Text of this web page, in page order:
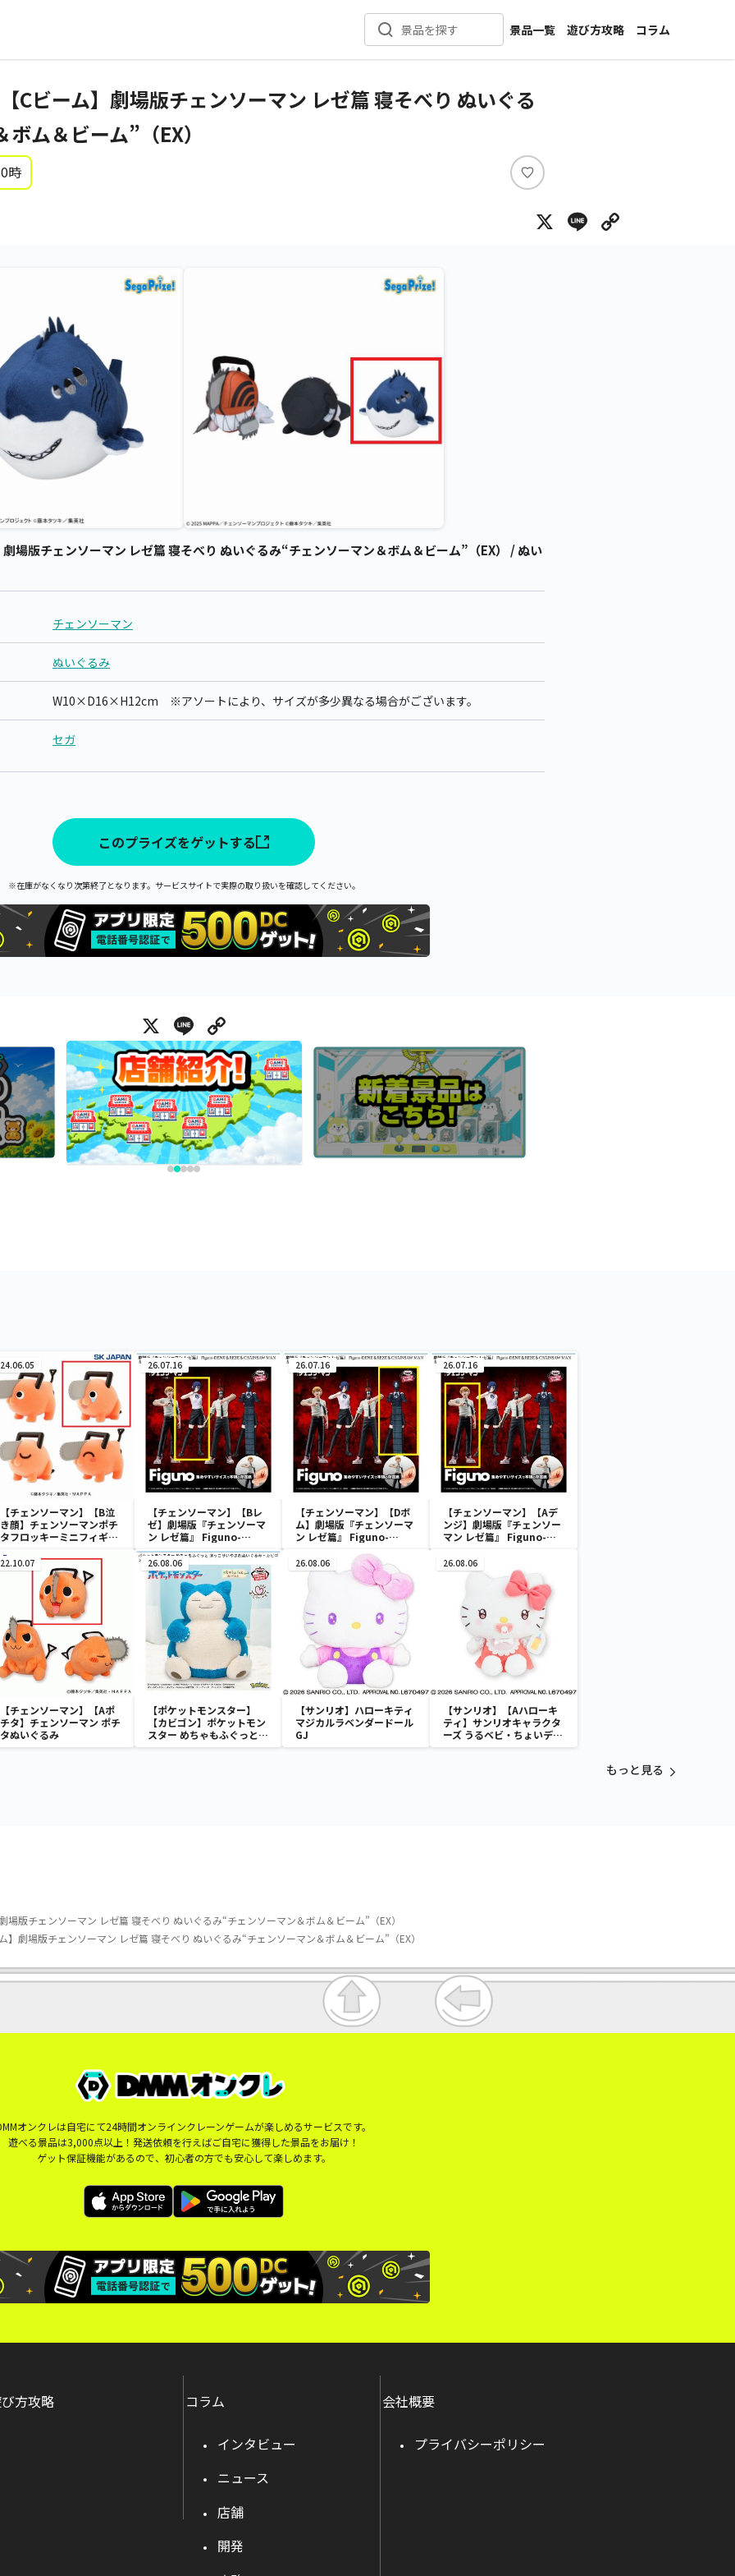
景品を探す
景品一覧
新着景品
カテゴリ一覧
遊び方攻略
コラム
インタビュー
Cビーム】劇場版チェンソーマン レゼ篇 寝そべり ぬいぐる
ム＆ビーム”（EX）
時
い
ね
X Line
場版チェンソーマン レゼ篇 寝そべり ぬいぐるみ“チェンソーマン＆ボム＆ビーム”（EX） / ぬい
チェンソーマン
ぬいぐるみ
W10×D16×H12cm ※アソートにより、サイズが多少異なる場合がございます。
セガ
このプライズをゲットする
※在庫がなくなり次第終了となります。サービスサイトで実際の取り扱いを確認してください。
X Line
24.06.05
【チェンソーマン】【B泣
き顔】チェンソーマンポチ
タフロッキーミニフィギュ
26.07.16
【チェンソーマン】【Bレ
ゼ】劇場版『チェンソーマ
ン レゼ篇』 Figuno-
DENJI＆REZE＆
CHAINSAW MAN＆BOMB-
26.07.16
【チェンソーマン】【Dボ
ム】劇場版『チェンソーマ
ン レゼ篇』 Figuno-
CHAINSAW MAN＆BOMB-
26.07.16
【チェンソーマン】【Aデ
ンジ】劇場版『チェンソー
マン レゼ篇』 Figuno-
CHAINSAW MAN＆BOMB-
22.10.07
【チェンソーマン】【Aポ
チタ】チェンソーマン ポチ
タぬいぐるみ
26.08.06
【ポケットモンスター】
【カビゴン】ポケットモン
スター めちゃもふぐっと
ほっこりいやされぬいぐる
26.08.06
【サンリオ】ハローキティ
マジカルラベンダードール
GJ
26.08.06
【サンリオ】【Aハローキ
ティ】サンリオキャラクタ
ーズ うるベビ・ちょいデカ
ドール
もっと見る
版チェンソーマン レゼ篇 寝そべり ぬいぐるみ“チェンソーマン＆ボム＆ビーム”（EX）
】劇場版チェンソーマン レゼ篇 寝そべり ぬいぐるみ“チェンソーマン＆ボム＆ビーム”（EX）
オンクレは自宅にて24時間オンラインクレーンゲームが楽しめるサービスです。
遊べる景品は3,000点以上！発送依頼を行えばご自宅に獲得した景品をお届け！
ゲット保証機能があるので、初心者の方でも安心して楽しめます。
方攻略 コラム
インタビュー
ニュース
店舗
開発
会社概要
プライバシーポリシー